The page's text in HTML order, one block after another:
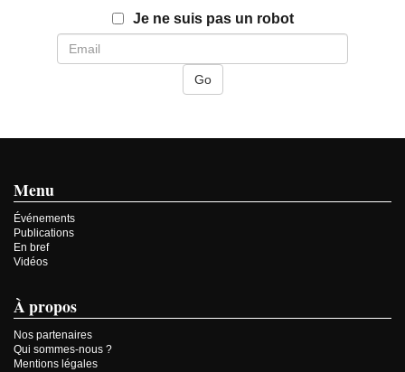
Je ne suis pas un robotEmail
Menu
Événements
Publications
En bref
Vidéos
À propos
Nos partenaires
Qui sommes-nous ?
Mentions légales